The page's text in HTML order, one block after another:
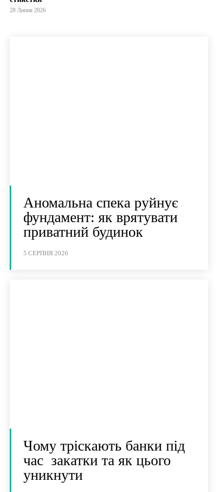
28 Липня 2026
Аномальна спека руйнує
фундамент: як врятувати
приватний будинок
5 СЕРПНЯ 2026
Чому тріскають банки під
час закатки та як цього
уникнути